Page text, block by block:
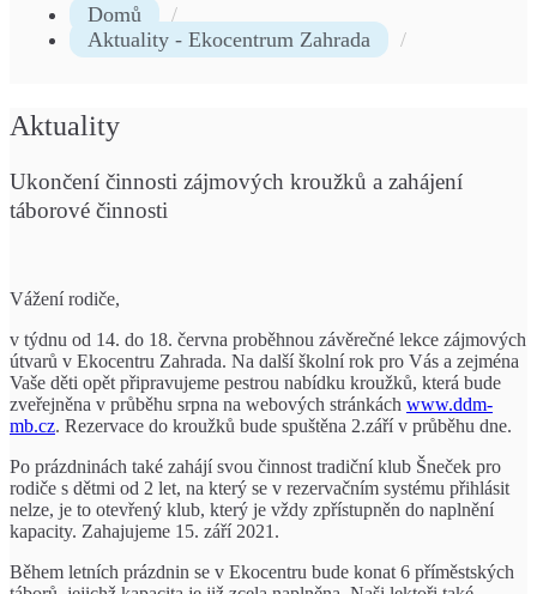
Domů
Aktuality - Ekocentrum Zahrada
Aktuality
Ukončení činnosti zájmových kroužků a zahájení
táborové činnosti
Vážení rodiče,
v týdnu od 14. do 18. června proběhnou závěrečné lekce zájmových
útvarů v Ekocentru Zahrada. Na další školní rok pro Vás a zejména
Vaše děti opět připravujeme pestrou nabídku kroužků, která bude
zveřejněna v průběhu srpna na webových stránkách www.ddm-
mb.cz. Rezervace do kroužků bude spuštěna 2.září v průběhu dne.
Po prázdninách také zahájí svou činnost tradiční klub Šneček pro
rodiče s dětmi od 2 let, na který se v rezervačním systému přihlásit
nelze, je to otevřený klub, který je vždy zpřístupněn do naplnění
kapacity. Zahajujeme 15. září 2021.
Během letních prázdnin se v Ekocentru bude konat 6 příměstských